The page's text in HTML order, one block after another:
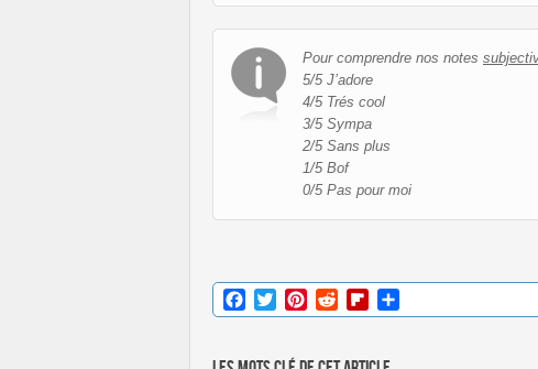
Pour comprendre nos notes
5/5 J’adore
4/5 Trés cool
3/5 Sympa
2/5 Sans plus
1/5 Bof
0/5 Pas pour moi
Facebook
TwitterPinterestRedditFlipboard